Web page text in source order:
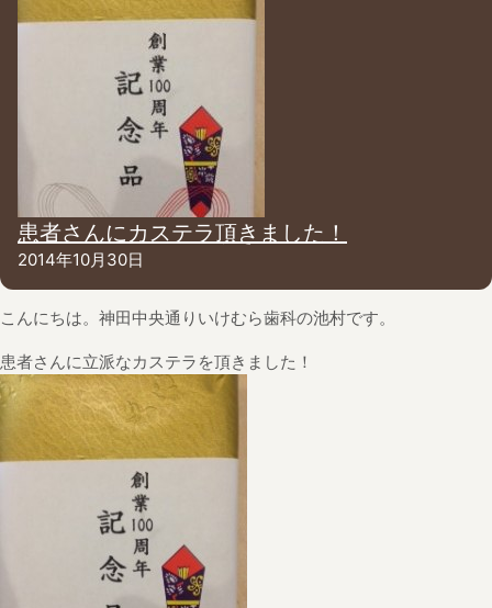
患者さんにカステラ頂きました！
2014年10月30日
こんにちは。神田中央通りいけむら歯科の池村です。
患者さんに立派なカステラを頂きました！